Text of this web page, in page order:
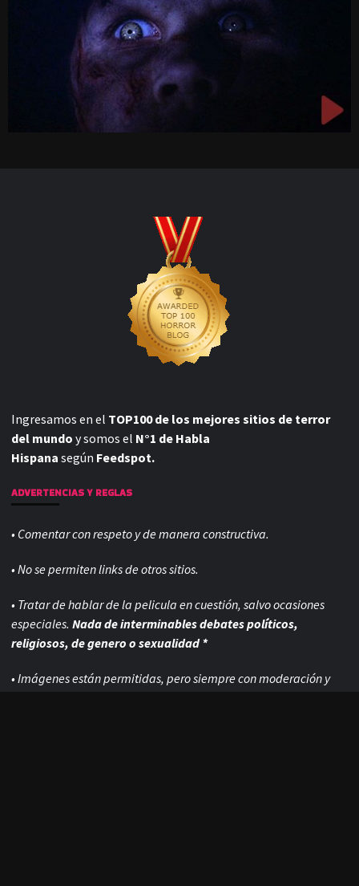
Ingresamos en el TOP100 de los mejores sitios de terror
del mundo y somos el N°1 de Habla
Hispana según Feedspot.
ADVERTENCIAS Y REGLAS
• Comentar con respeto y de manera constructiva.
• No se permiten links de otros sitios.
• Tratar de hablar de la pelicula en cuestión, salvo ocasiones
especiales. Nada de interminables debates políticos,
religiosos, de genero o sexualidad *
• Imágenes están permitidas, pero siempre conmoderación y